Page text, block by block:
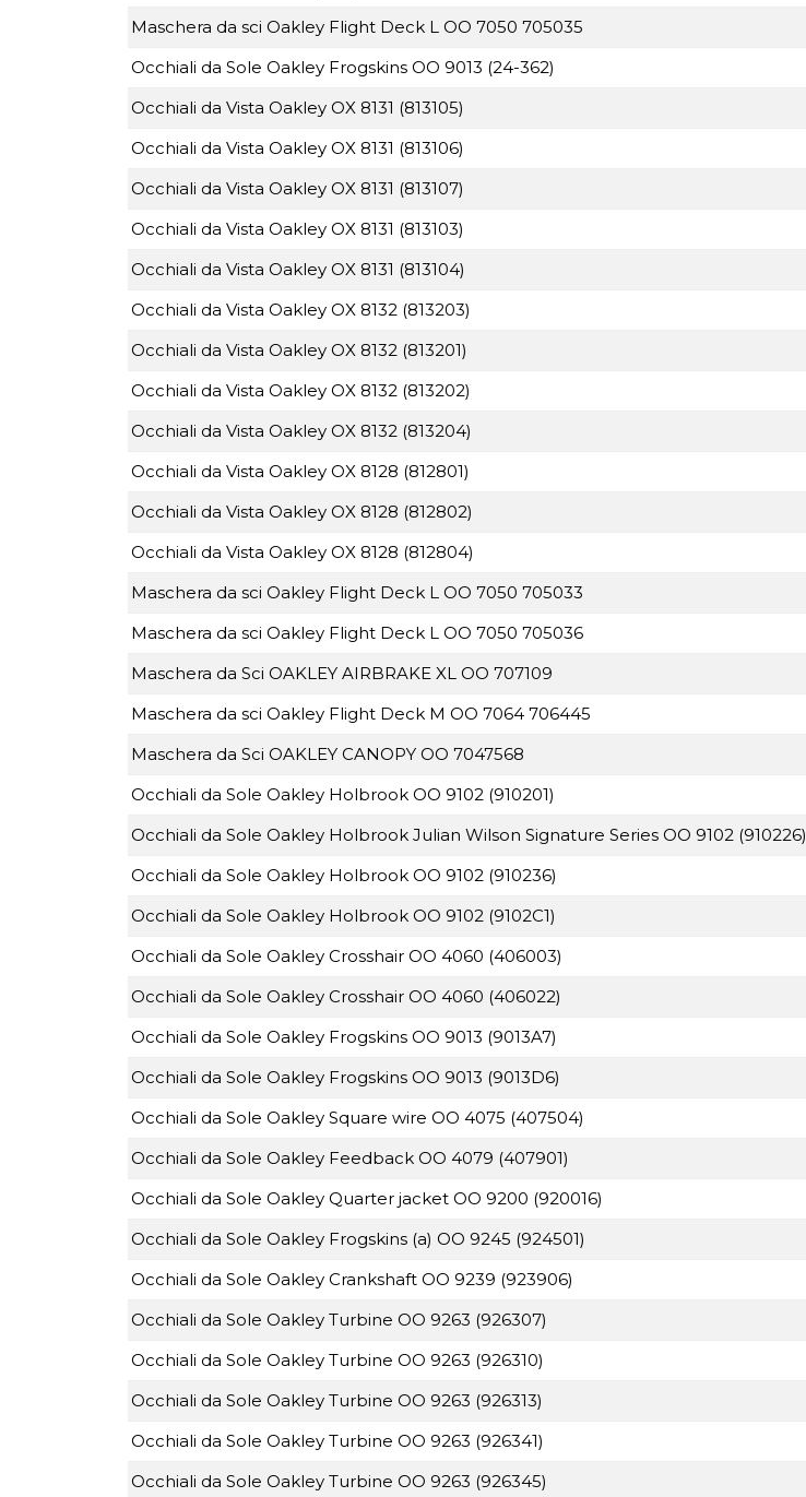
Maschera da sci Oakley Flight Deck L OO 7050 705035
Occhiali da Sole Oakley Frogskins OO 9013 (24-362)
Occhiali da Vista Oakley OX 8131 (813105)
Occhiali da Vista Oakley OX 8131 (813106)
Occhiali da Vista Oakley OX 8131 (813107)
Occhiali da Vista Oakley OX 8131 (813103)
Occhiali da Vista Oakley OX 8131 (813104)
Occhiali da Vista Oakley OX 8132 (813203)
Occhiali da Vista Oakley OX 8132 (813201)
Occhiali da Vista Oakley OX 8132 (813202)
Occhiali da Vista Oakley OX 8132 (813204)
Occhiali da Vista Oakley OX 8128 (812801)
Occhiali da Vista Oakley OX 8128 (812802)
Occhiali da Vista Oakley OX 8128 (812804)
Maschera da sci Oakley Flight Deck L OO 7050 705033
Maschera da sci Oakley Flight Deck L OO 7050 705036
Maschera da Sci OAKLEY AIRBRAKE XL OO 707109
Maschera da sci Oakley Flight Deck M OO 7064 706445
Maschera da Sci OAKLEY CANOPY OO 7047568
Occhiali da Sole Oakley Holbrook OO 9102 (910201)
Occhiali da Sole Oakley Holbrook Julian Wilson Signature Series OO 9102 (910226)
Occhiali da Sole Oakley Holbrook OO 9102 (910236)
Occhiali da Sole Oakley Holbrook OO 9102 (9102C1)
Occhiali da Sole Oakley Crosshair OO 4060 (406003)
Occhiali da Sole Oakley Crosshair OO 4060 (406022)
Occhiali da Sole Oakley Frogskins OO 9013 (9013A7)
Occhiali da Sole Oakley Frogskins OO 9013 (9013D6)
Occhiali da Sole Oakley Square wire OO 4075 (407504)
Occhiali da Sole Oakley Feedback OO 4079 (407901)
Occhiali da Sole Oakley Quarter jacket OO 9200 (920016)
Occhiali da Sole Oakley Frogskins (a) OO 9245 (924501)
Occhiali da Sole Oakley Crankshaft OO 9239 (923906)
Occhiali da Sole Oakley Turbine OO 9263 (926307)
Occhiali da Sole Oakley Turbine OO 9263 (926310)
Occhiali da Sole Oakley Turbine OO 9263 (926313)
Occhiali da Sole Oakley Turbine OO 9263 (926341)
Occhiali da Sole Oakley Turbine OO 9263 (926345)